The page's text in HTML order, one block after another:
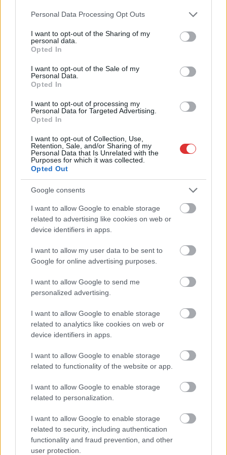
Please note that this website/app uses one or more Google
not limited to your visit or usage behaviour. You may click to
grant or deny consent to Google and its third-party tags to
use your data for below specified purposes in below Google
consent section.
Personal Data Processing Opt Outs
I want to opt-out of the Sharing of my
personal data.
Opted In
I want to opt-out of the Sale of my
Personal Data.
Opted In
I want to opt-out of processing my
Personal Data for Targeted Advertising.
Opted In
I want to opt-out of Collection, Use,
Retention, Sale, and/or Sharing of my
Personal Data that Is Unrelated with the
Purposes for which it was collected.
Opted Out
Google consents
I want to allow Google to enable storage
related to advertising like cookies on web or
device identifiers in apps.
I want to allow my user data to be sent to
Google for online advertising purposes.
I want to allow Google to send me
personalized advertising.
I want to allow Google to enable storage
related to analytics like cookies on web or
device identifiers in apps.
I want to allow Google to enable storage
related to functionality of the website or app.
I want to allow Google to enable storage
related to personalization.
I want to allow Google to enable storage
related to security, including authentication
functionality and fraud prevention, and other
user protection.
Problémák egész Jász-Nagykun-Szolnok megyében: egyre
több otthoni kútból fogy ki a víz
Szolnokon egy kulcsfontosságú körforgalmat részlegesen
mértékben lebénul
Elromlott a biztosítóberendezés a ceglédi vasútvonalon,
alapos késések alakultak ki a menetrendhez képest,
kimaradás is előfordult
Országos ellenőrzés indult a hazai akkumulátoripari
üzemekben
Az idei év leglassabb növekedését hozta a június a
kiskereskedelemben
Györfi Mihály több tucat vállalkozással egyeztetett a
kerékpárgyár dolgozóinak megsegítéséről
rekord is megdőlt
a közoktatásban – például az iskolaigazgatók visszakapják
munkáltatói jogaikat
kapott, más fideszesek még kevesebbet vittek haza
A Szolnok megyei gazdák nagyon nem akarták a JÉGER
további üzemeltetését
Csendélet 5.0: alig balesetveszélyes lépcső és remek
állapotban levő buszmegálló mutatja, hogy Szolnok mennyire
élhető város
Pénteken újra csökken a benzin és a gázolaj ára is